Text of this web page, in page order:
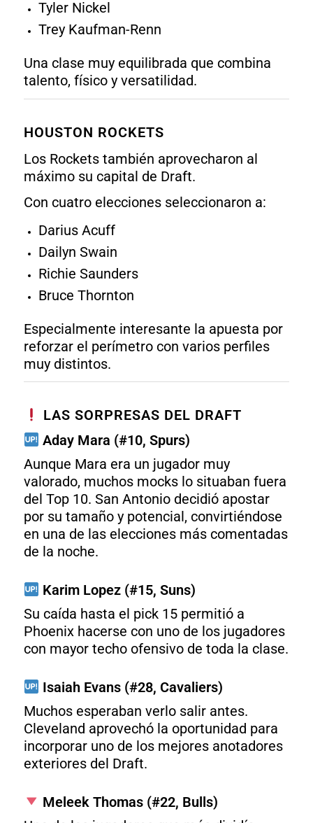
Tyler Nickel
Trey Kaufman-Renn
Una clase muy equilibrada que combina
talento, físico y versatilidad.
HOUSTON ROCKETS
Los Rockets también aprovecharon al
máximo su capital de Draft.
Con cuatro elecciones seleccionaron a:
Darius Acuff
Dailyn Swain
Richie Saunders
Bruce Thornton
Especialmente interesante la apuesta por
reforzar el perímetro con varios perfiles
muy distintos.
LAS SORPRESAS DEL DRAFT
Aday Mara (#10, Spurs)
Aunque Mara era un jugador muy
valorado, muchos mocks lo situaban fuera
del Top 10. San Antonio decidió apostar
por su tamaño y potencial, convirtiéndose
en una de las elecciones más comentadas
de la noche.
Karim Lopez (#15, Suns)
Su caída hasta el pick 15 permitió a
Phoenix hacerse con uno de los jugadores
con mayor techo ofensivo de toda la clase.
Isaiah Evans (#28, Cavaliers)
Muchos esperaban verlo salir antes.
Cleveland aprovechó la oportunidad para
incorporar uno de los mejores anotadores
exteriores del Draft.
Meleek Thomas (#22, Bulls)